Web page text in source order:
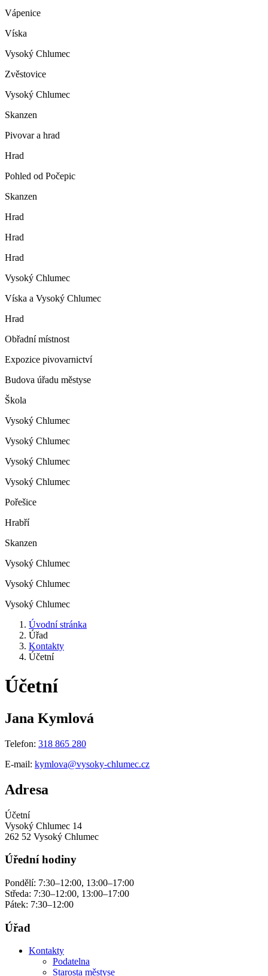
Vápenice
Víska
Vysoký Chlumec
Zvěstovice
Vysoký Chlumec
Skanzen
Pivovar a hrad
Hrad
Pohled od Počepic
Skanzen
Hrad
Hrad
Hrad
Vysoký Chlumec
Víska a Vysoký Chlumec
Hrad
Obřadní místnost
Expozice pivovarnictví
Budova úřadu městyse
Škola
Vysoký Chlumec
Vysoký Chlumec
Vysoký Chlumec
Vysoký Chlumec
Pořešice
Hrabří
Skanzen
Vysoký Chlumec
Vysoký Chlumec
Vysoký Chlumec
Úvodní stránka
Úřad
Kontakty
Účetní
Účetní
Jana Kymlová
Telefon: 318 865 280
E-mail: kymlova@vysoky-chlumec.cz
Adresa
Účetní
Vysoký Chlumec 14
262 52 Vysoký Chlumec
Úřední hodiny
Pondělí: 7:30–12:00, 13:00–17:00
Středa: 7:30–12:00, 13:00–17:00
Pátek: 7:30–12:00
Úřad
Kontakty
Podatelna
Starosta městyse